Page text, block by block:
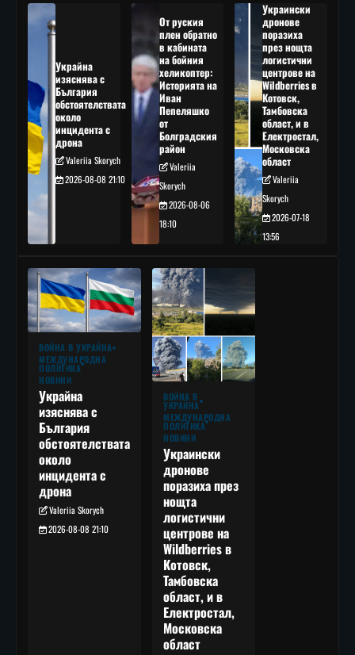
Украйна
изяснява с
България
обстоятелствата
около
инцидента с
дрона
Valeriia Skorych
2026-08-08 21:10
От руския
плен обратно
в кабината
на бойния
хеликоптер:
Историята на
Иван
Пепеляшко
от
Болградския
район
Valeriia
Skorych
2026-08-06
18:10
Украински
дронове
поразиха
през нощта
логистични
центрове на
Wildberries в
Котовск,
Тамбовска
област, и в
Електростал,
Московска
област
Valeriia
Skorych
2026-07-18
13:56
ВОЙНА В УКРАЙНА
МЕЖДУНАРОДНА
ПОЛИТИКА
НОВИНИ
Украйна
изяснява с
България
обстоятелствата
около
инцидента с
дрона
Valeriia Skorych
2026-08-08 21:10
ВОЙНА В
УКРАЙНА
МЕЖДУНАРОДНА
ПОЛИТИКА
НОВИНИ
Украински
дронове
поразиха през
нощта
логистични
центрове на
Wildberries в
Котовск,
Тамбовска
област, и в
Електростал,
Московска
област